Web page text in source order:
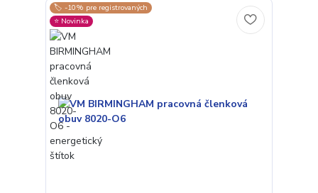
🏷️ -10% pre registrovaných
⭐️ Novinka